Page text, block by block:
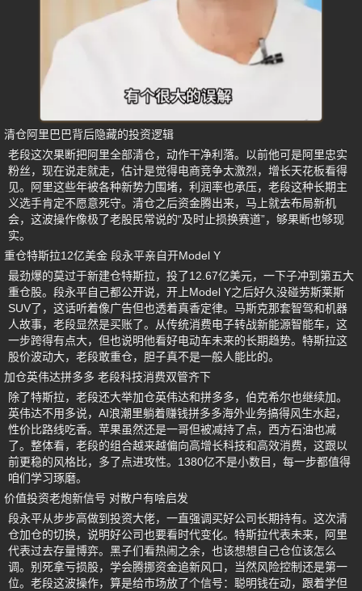
清仓阿里巴巴背后隐藏的投资逻辑
老段这次果断把阿里全部清仓，动作干净利落。以前他可是阿里忠实
粉丝，现在说走就走，估计是觉得电商竞争太激烈，增长天花板看得
见。阿里这些年被各种新势力围堵，利润率也承压，老段这种长期主
义选手肯定不愿意死守。清仓之后资金腾出来，马上就去布局新机
会，这波操作像极了老股民常说的“及时止损换赛道”，够果断也够现
实。
重仓特斯拉12亿美金 段永平亲自开Model Y
最劲爆的莫过于新建仓特斯拉，投了12.67亿美元，一下子冲到第五大
重仓股。段永平自己都公开说，开上Model Y之后好久没碰劳斯莱斯
SUV了，这话听着像广告但也透着真香定律。马斯克那套智驾和机器
人故事，老段显然是买账了。从传统消费电子转战新能源智能车，这
一步跨得有点大，但也说明他看好电动车未来的长期趋势。特斯拉这
股价波动大，老段敢重仓，胆子真不是一般人能比的。
加仓英伟达拼多多 老段科技消费双管齐下
除了特斯拉，老段还大举加仓英伟达和拼多多，伯克希尔也继续加。
英伟达不用多说，AI浪潮里躺着赚钱拼多多海外业务搞得风生水起，
性价比路线吃香。苹果虽然还是一哥但被减持了点，西方石油也减
了。整体看，老段的组合越来越偏向高增长科技和高效消费，这跟以
前更稳的风格比，多了点进攻性。1380亿不是小数目，每一步都值得
咱们学习琢磨。
价值投资老炮新信号 对散户有啥启发
段永平从步步高做到投资大佬，一直强调买好公司长期持有。这次清
仓加仓的切换，说明好公司也要看时代变化。特斯拉代表未来，阿里
代表过去存量博弈。黑子们看热闹之余，也该想想自己仓位该怎么
调。别死拿亏损股，学会腾挪资金追新风口，当然风险控制还是第一
位。老段这波操作，算是给市场放了个信号：聪明钱在动，跟着学但